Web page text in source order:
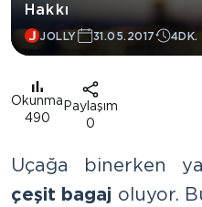
Hakkı
JOLLY 31.05.2017 4DK.
Okunma
490
Paylaşım
0
Uçağa binerken
çeşit bagaj oluyor.